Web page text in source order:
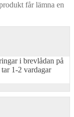
får lämna en
i brevlådan på
1-2 vardagar